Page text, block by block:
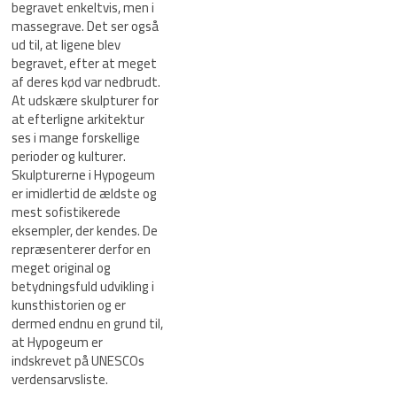
begravet enkeltvis, men i
massegrave. Det ser også
ud til, at ligene blev
begravet, efter at meget
af deres kød var nedbrudt.
At udskære skulpturer for
at efterligne arkitektur
ses i mange forskellige
perioder og kulturer.
Skulpturerne i Hypogeum
er imidlertid de ældste og
mest sofistikerede
eksempler, der kendes. De
repræsenterer derfor en
meget original og
betydningsfuld udvikling i
kunsthistorien og er
dermed endnu en grund til,
at Hypogeum er
indskrevet på UNESCOs
verdensarvsliste.